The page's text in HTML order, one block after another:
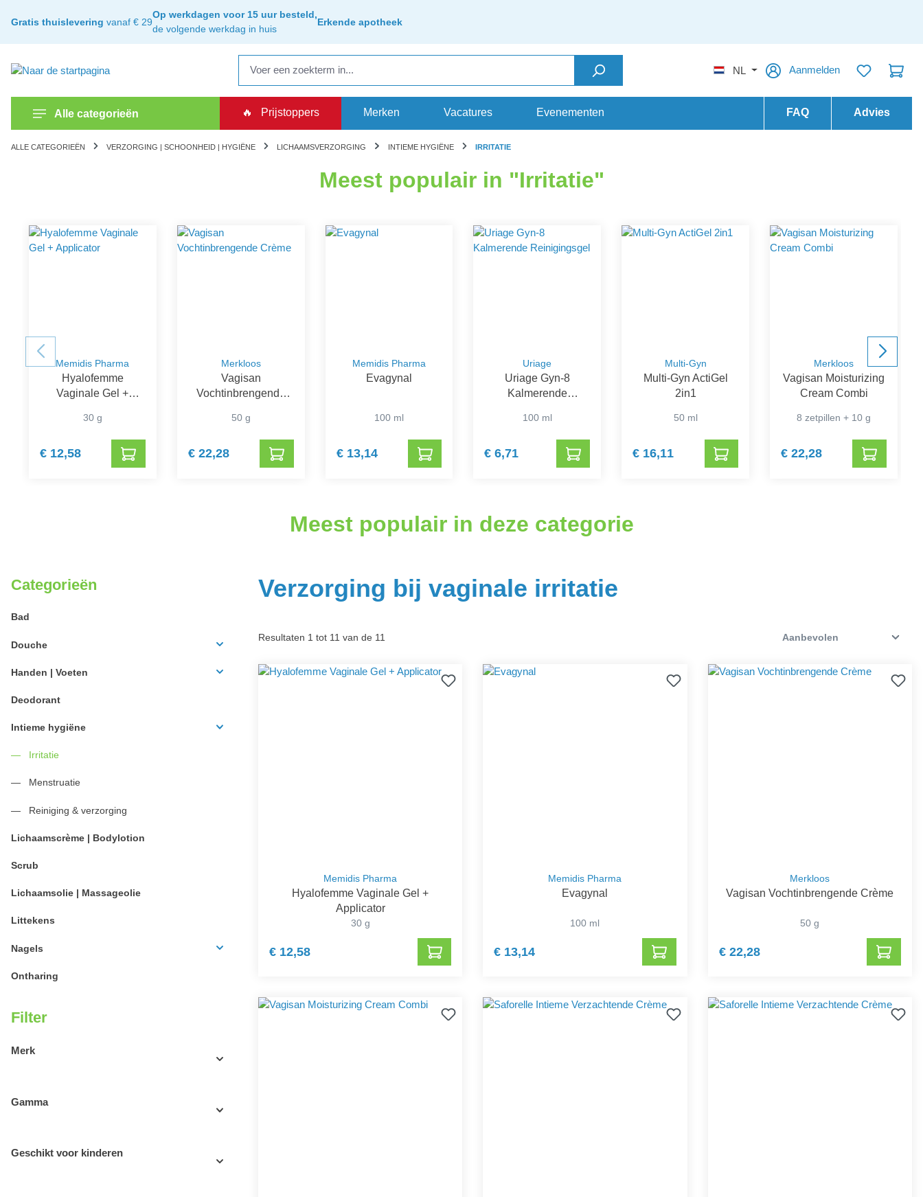
Ga naar de hoofdnavigatie
Gratis thuislevering vanaf € 29
Op werkdagen voor 15 uur besteld,
de volgende werkdag in huis
Erkende apotheek
NL Aanmelden
Alle categorieën 🔥 Prijstoppers Merken Vacatures Evenementen FAQ Advies
ALLE CATEGORIEËN VERZORGING | SCHOONHEID | HYGIËNE LICHAAMSVERZORGING INTIEME HYGIËNE IRRITATIE
Meest populair in "Irritatie"
Memidis Pharma
Hyalofemme
Vaginale Gel +
30 g
€ 12,58
Merkloos
Vagisan
Vochtinbrengende
50 g
€ 22,28
Memidis Pharma
Evagynal
100 ml
€ 13,14
Uriage
Uriage Gyn-8
Kalmerende
100 ml
€ 6,71
Multi-Gyn
Multi-Gyn ActiGel
2in1
50 ml
€ 16,11
Merkloos
Vagisan Moisturizing
Cream Combi
8 zetpillen + 10 g
€ 22,28
Meest populair in deze categorie
Categorieën
Bad
Douche
Handen | Voeten
Deodorant
Intieme hygiëne
Irritatie
Menstruatie
Reiniging & verzorging
Lichaamscrème | Bodylotion
Scrub
Lichaamsolie | Massageolie
Littekens
Nagels
Ontharing
Filter
Merk
Gamma
Geschikt voor kinderen
Verzorging bij vaginale irritatie
Resultaten 1 tot 11 van de 11
Memidis Pharma
Hyalofemme Vaginale Gel +
Applicator
30 g
€ 12,58
Memidis Pharma
Evagynal
100 ml
€ 13,14
Merkloos
Vagisan Vochtinbrengende Crème
50 g
€ 22,28